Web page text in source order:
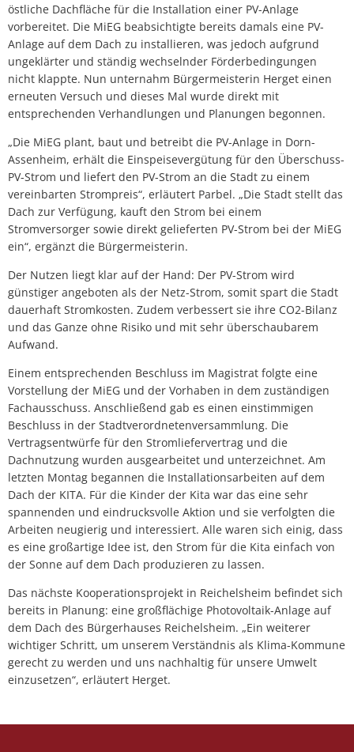
östliche Dachfläche für die Installation einer PV-Anlage
vorbereitet. Die MiEG beabsichtigte bereits damals eine PV-
Anlage auf dem Dach zu installieren, was jedoch aufgrund
ungeklärter und ständig wechselnder Förderbedingungen
nicht klappte. Nun unternahm Bürgermeisterin Herget einen
erneuten Versuch und dieses Mal wurde direkt mit
entsprechenden Verhandlungen und Planungen begonnen.
„Die MiEG plant, baut und betreibt die PV-Anlage in Dorn-
Assenheim, erhält die Einspeisevergütung für den Überschuss-
PV-Strom und liefert den PV-Strom an die Stadt zu einem
vereinbarten Strompreis“, erläutert Parbel. „Die Stadt stellt das
Dach zur Verfügung, kauft den Strom bei einem
Stromversorger sowie direkt gelieferten PV-Strom bei der MiEG
ein“, ergänzt die Bürgermeisterin.
Der Nutzen liegt klar auf der Hand: Der PV-Strom wird
günstiger angeboten als der Netz-Strom, somit spart die Stadt
dauerhaft Stromkosten. Zudem verbessert sie ihre CO2-Bilanz
und das Ganze ohne Risiko und mit sehr überschaubarem
Aufwand.
Einem entsprechenden Beschluss im Magistrat folgte eine
Vorstellung der MiEG und der Vorhaben in dem zuständigen
Fachausschuss. Anschließend gab es einen einstimmigen
Beschluss in der Stadtverordnetenversammlung. Die
Vertragsentwürfe für den Stromliefervertrag und die
Dachnutzung wurden ausgearbeitet und unterzeichnet. Am
letzten Montag begannen die Installationsarbeiten auf dem
Dach der KITA. Für die Kinder der Kita war das eine sehr
spannenden und eindrucksvolle Aktion und sie verfolgten die
Arbeiten neugierig und interessiert. Alle waren sich einig, dass
es eine großartige Idee ist, den Strom für die Kita einfach von
der Sonne auf dem Dach produzieren zu lassen.
Das nächste Kooperationsprojekt in Reichelsheim befindet sich
bereits in Planung: eine großflächige Photovoltaik-Anlage auf
dem Dach des Bürgerhauses Reichelsheim. „Ein weiterer
wichtiger Schritt, um unserem Verständnis als Klima-Kommune
gerecht zu werden und uns nachhaltig für unsere Umwelt
einzusetzen“, erläutert Herget.